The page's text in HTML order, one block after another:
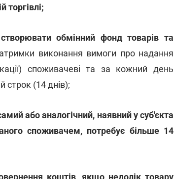
торгівлі;
обмінний фонд товарів та
виконання вимоги про надання
споживачеві та за кожний день
строк (14 днів);
або аналогічний, наявний у суб'єкта
споживачем, потребує більше 14
коштів, якщо недолік товару